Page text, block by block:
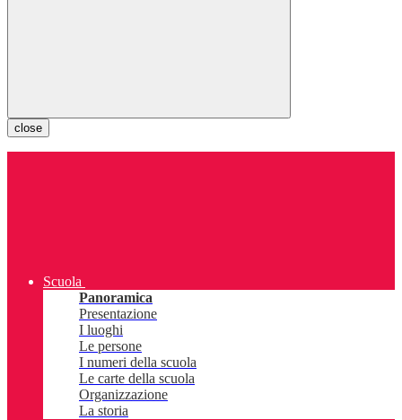
close
Scuola
Panoramica
Presentazione
I luoghi
Le persone
I numeri della scuola
Le carte della scuola
Organizzazione
La storia